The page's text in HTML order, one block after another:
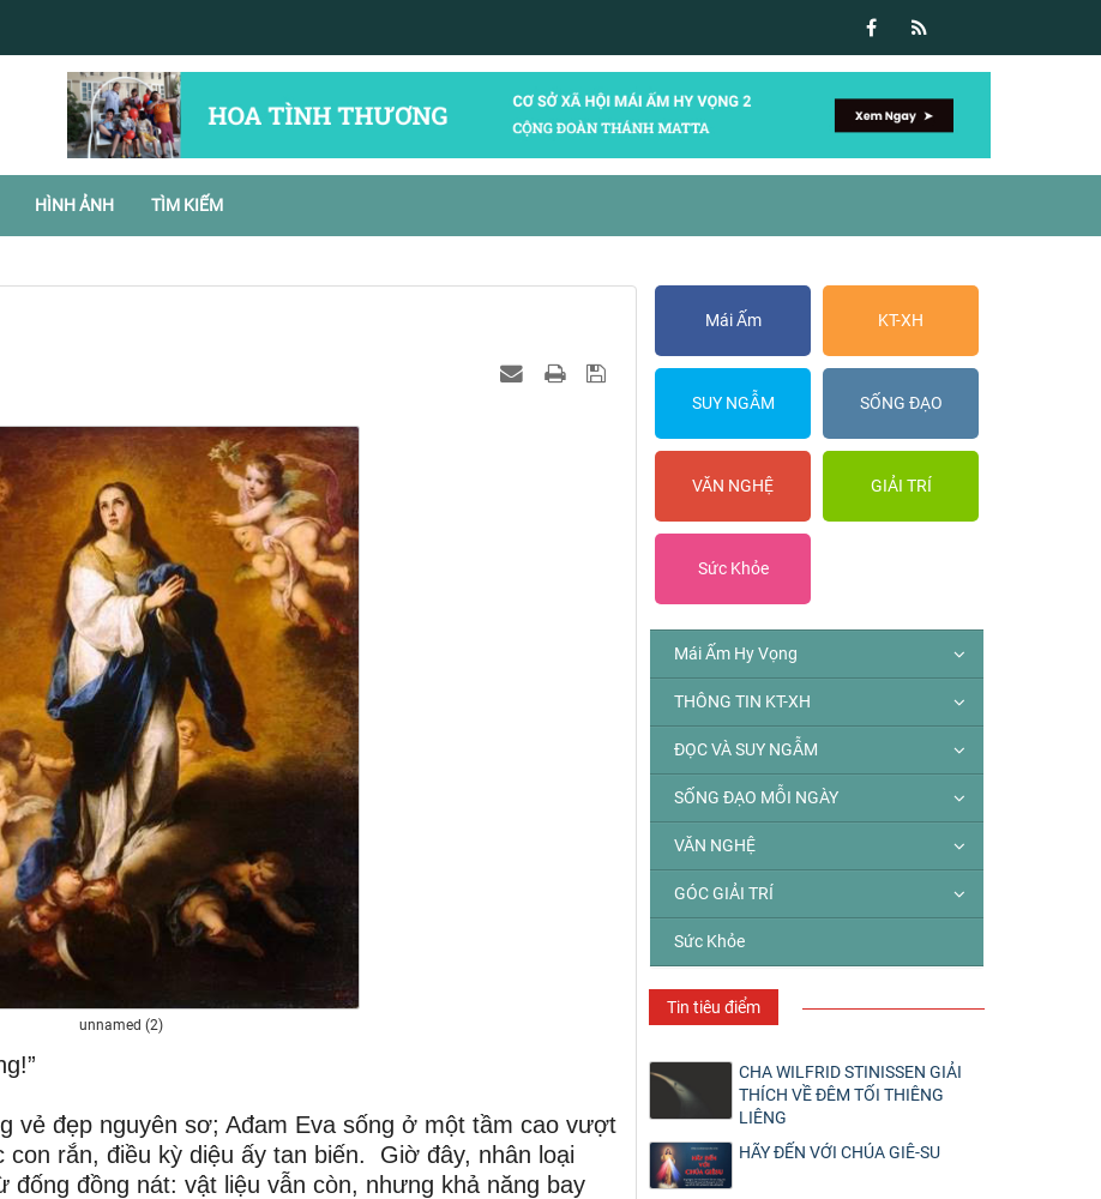
HÌNH ẢNH TÌM KIẾM
unnamed (2)
vẻ đẹp nguyên sơ; Ađam Eva sống ở một tầm cao vượt
rắn, điều kỳ diệu ấy tan biến. Giờ đây, nhân loại
đống đồng nát: vật liệu vẫn còn, nhưng khả năng bay
Mái Ấm KT-XH
SUY NGẪM SỐNG ĐẠO
VĂN NGHỆ GIẢI TRÍ
Sức Khỏe
Mái Ấm Hy Vọng
THÔNG TIN KT-XH
ĐỌC VÀ SUY NGẪM
SỐNG ĐẠO MỖI NGÀY
VĂN NGHỆ
GÓC GIẢI TRÍ
Sức Khỏe
Tin tiêu điểm
CHA WILFRID STINISSEN GIẢI
THÍCH VỀ ĐÊM TỐI THIÊNG
LIÊNG
HÃY ĐẾN VỚI CHÚA GIÊ-SU